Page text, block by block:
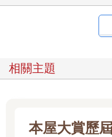
相關主題
本屋大賞歷